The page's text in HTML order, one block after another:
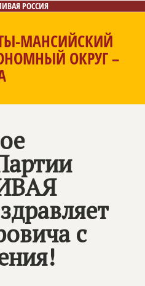
РОССИЯ
МАНСИЙСКИЙ
ОКРУГ –
с